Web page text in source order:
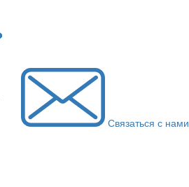
Связаться с нами